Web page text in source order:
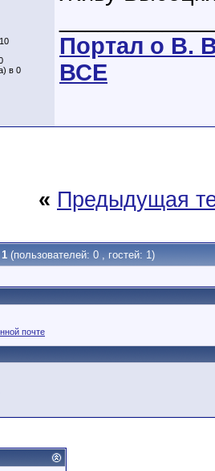
в 0
Портал о В.
ВСЕ
« Предыдущая
(пользователей: 0 , гостей: 1)
почте